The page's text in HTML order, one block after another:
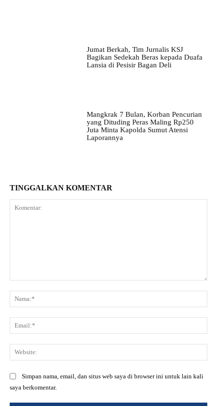
Jumat Berkah, Tim Jurnalis KSJ
Bagikan Sedekah Beras kepada Duafa
Lansia di Pesisir Bagan Deli
Mangkrak 7 Bulan, Korban Pencurian
yang Dituding Peras Maling Rp250
Juta Minta Kapolda Sumut Atensi
Laporannya
TINGGALKAN KOMENTAR
Simpan nama, email, dan situs web saya di browser ini untuk lain kali
saya berkomentar.